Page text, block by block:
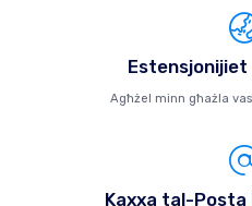
Agħżel minn għażla
Kaxxa tal-